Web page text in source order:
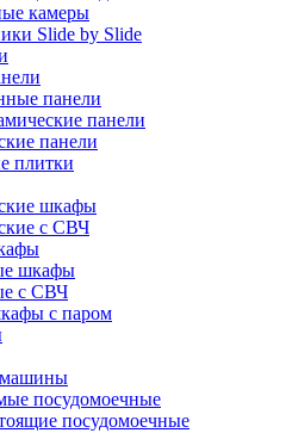
камеры
Slide by Slide
панели
панели
панели
плитки
шкафы
с СВЧ
шкафы
с СВЧ
с паром
машины
посудомоечные
посудомоечные